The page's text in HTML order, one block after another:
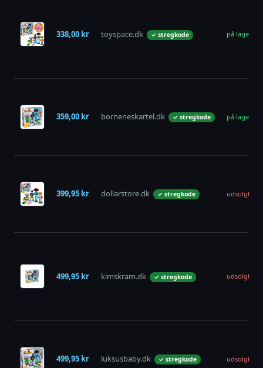
338,00 kr toyspace.dk ✓ stregkode på lager
359,00 kr borneneskartel.dk ✓ stregkode på lager
399,95 kr dollarstore.dk ✓ stregkode udsolgt
499,95 kr kimskram.dk ✓ stregkode udsolgt
499,95 kr luksusbaby.dk ✓ stregkode udsolgt